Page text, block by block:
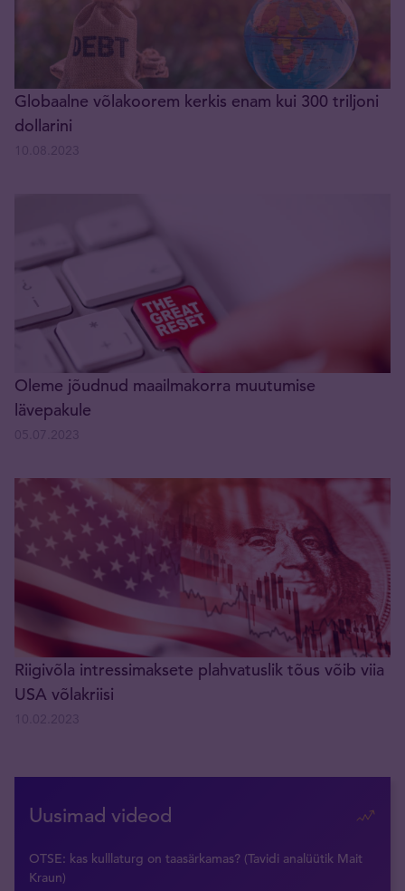
Globaalne võlakoorem kerkis enam kui 300 triljoni
dollarini
Oleme jõudnud maailmakorra muutumise
lävepakule
Riigivõla intressimaksete plahvatuslik tõus võib viia
USA võlakriisi
Uusimad videod
OTSE: kas kulllaturg on taasärkamas? (Tavidi analüütik Mait
Kraun)